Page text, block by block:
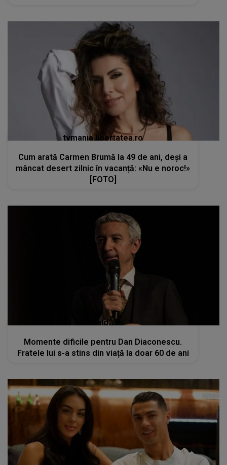
tvmania.libertatea.ro
Cum arată Carmen Brumă la 49 de ani, deși a
mâncat desert zilnic în vacanță: «Nu e noroc!»
[FOTO]
kanald2.ro
Momente dificile pentru Dan Diaconescu.
Fratele lui s-a stins din viață la doar 60 de ani